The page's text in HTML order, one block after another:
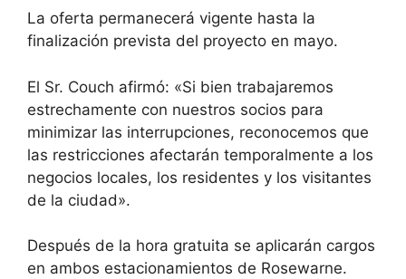
La oferta permanecerá vigente hasta la
finalización prevista del proyecto en mayo.
El Sr. Couch afirmó: «Si bien trabajaremos
estrechamente con nuestros socios para
minimizar las interrupciones, reconocemos que
las restricciones afectarán temporalmente a los
negocios locales, los residentes y los visitantes
de la ciudad».
Después de la hora gratuita se aplicarán cargos
en ambos estacionamientos de Rosewarne.